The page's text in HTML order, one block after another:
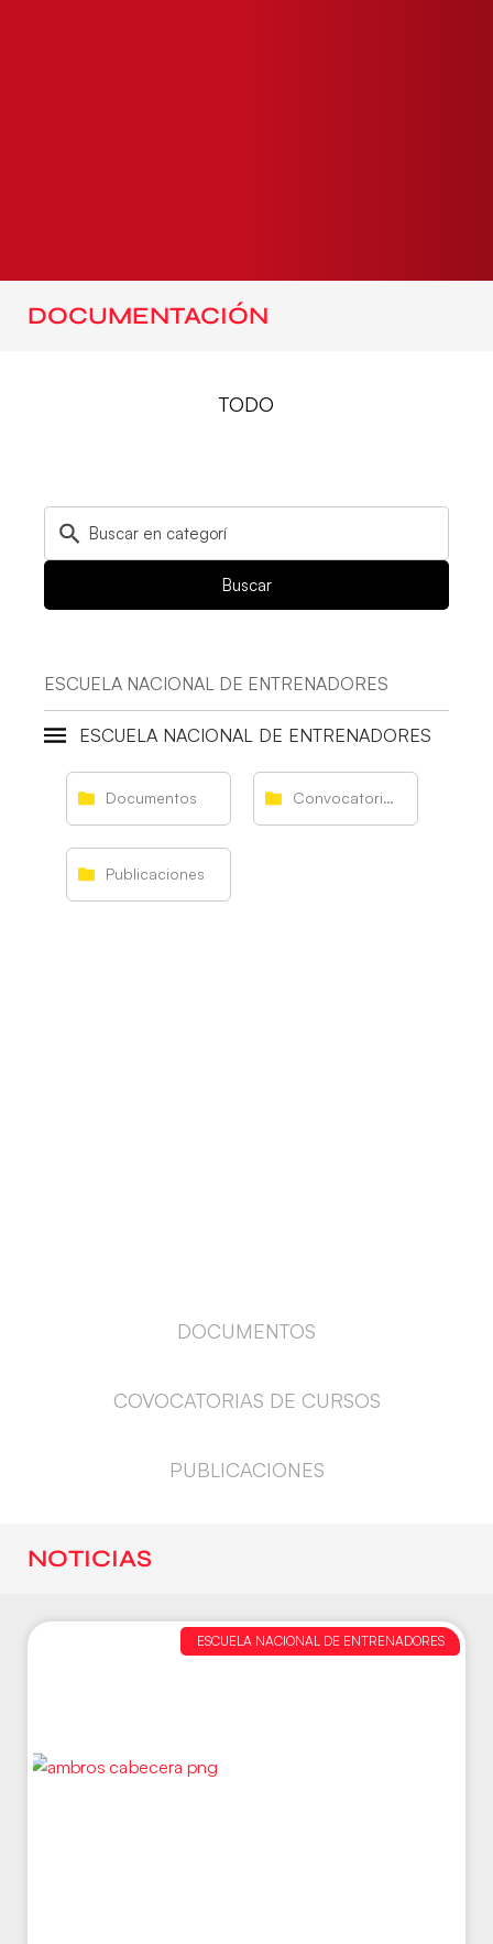
DOCUMENTACIÓN
TODO
DOCUMENTOS
COVOCATORIAS DE CURSOS
PUBLICACIONES
Buscar
ESCUELA NACIONAL DE ENTRENADORES
ESCUELA NACIONAL DE ENTRENADORES
Documentos Convocatorias de cursos
Publicaciones
NOTICIAS
ESCUELA NACIONAL DE ENTRENADORES